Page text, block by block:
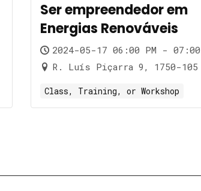
Ser empreendedor em
Energias Renováveis
2024-05-17 06:00 PM - 07:00
R. Luís Piçarra 9, 1750-105
Class, Training, or Workshop